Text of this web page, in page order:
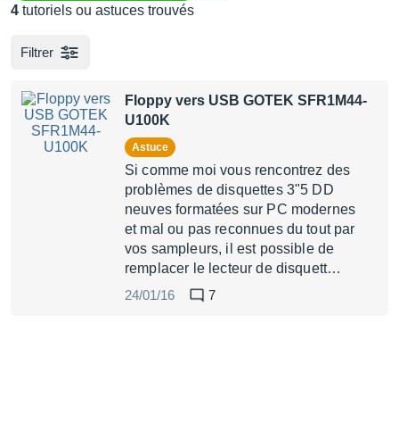
4 tutoriels ou astuces trouvés
Filtrer
Floppy vers USB GOTEK SFR1M44-
U100K
Astuce
Si comme moi vous rencontrez des
problèmes de disquettes 3"5 DD
neuves formatées sur PC modernes
et mal ou pas reconnues du tout par
vos sampleurs, il est possible de
remplacer le lecteur de disquett…
24/01/16
7